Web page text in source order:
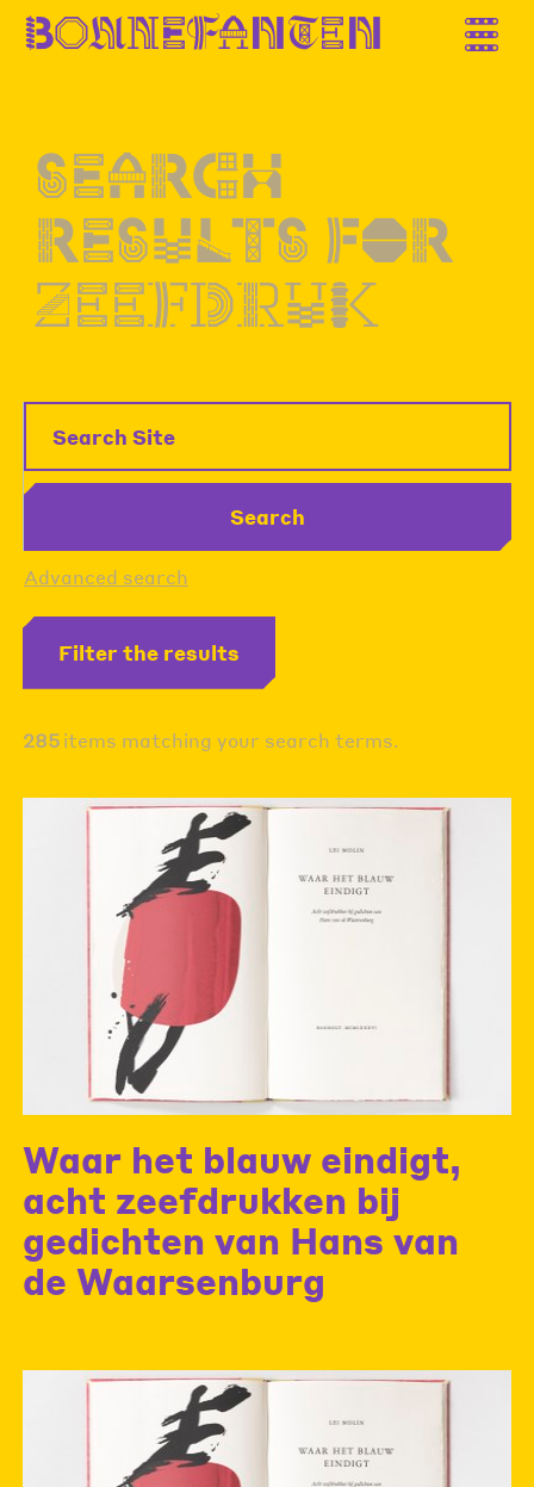
Bonnefanten
Search
results for
zeefdruk
Search
Advanced search
Filter the results
285items matching your search terms.
Waar het blauw eindigt,
acht zeefdrukken bij
gedichten van Hans van
de Waarsenburg